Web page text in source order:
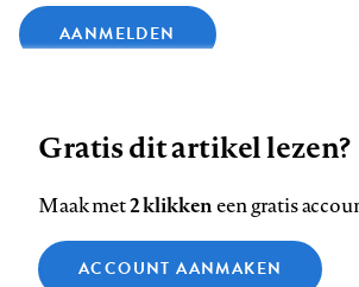
AANMELDEN
op
op
op
ons
op
Contact Colofon Disclaimer Privacy
Zie onze cookie policy
Gratis dit artikel lezen?
Maak met2 klikkeneen gratis
ACCOUNT AANMAKEN